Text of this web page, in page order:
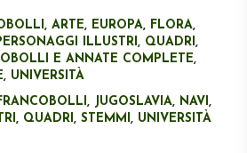
, ARTE, EUROPA, FLORA,
ILLUSTRI , QUADRI ,
E ANNATE COMPLETE,
, UNIVERSITÀ
, JUGOSLAVIA, NAVI ,
, QUADRI , STEMMI , UNIVERSITÀ